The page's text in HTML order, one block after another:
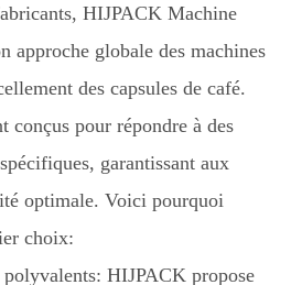
HIJPACK Machine
approche globale des machines
des capsules de café.
conçus pour répondre à des
garantissant aux
optimale. Voici pourquoi
choix:
HIJPACK propose